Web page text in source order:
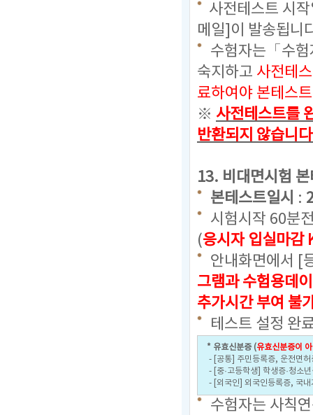
사전테스트 시
메일]이 발송됩니
수험자는「수
숙지하고 사전테
료하여야 본테스
※ 사전테스트를
반환되지 않습니
13. 비대면시험
본테스트일시 :
시험시작 60분
(응시자 입실마감
안내화면에서 [
그램과 수험용데
추가시간 부여 불
테스트 설정 완
* 유효신분증 (유효신분증이
- [공통] 주민등록증, 운전면
- [중·고등학생] 학생증·청소
- [외국인] 외국인등록증, 국
수험자는 사칙